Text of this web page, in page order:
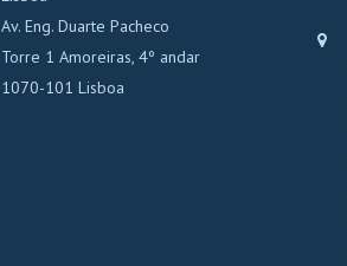
Av. Eng. Duarte Pacheco
Torre 1 Amoreiras, 4º andar
1070-101 Lisboa